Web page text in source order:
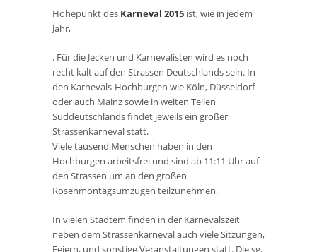
Höhepunkt des Karneval 2015 ist, wie in jedem
Jahr,
. Für die Jecken und Karnevalisten wird es noch
recht kalt auf den Strassen Deutschlands sein. In
den Karnevals-Hochburgen wie Köln, Düsseldorf
oder auch Mainz sowie in weiten Teilen
Süddeutschlands findet jeweils ein großer
Strassenkarneval statt.
Viele tausend Menschen haben in den
Hochburgen arbeitsfrei und sind ab 11:11 Uhr auf
den Strassen um an den großen
Rosenmontagsumzügen teilzunehmen.
In vielen Städtem finden in der Karnevalszeit
neben dem Strassenkarneval auch viele Sitzungen,
Feiern, und sonstige Veranstaltungen statt. Die sg.